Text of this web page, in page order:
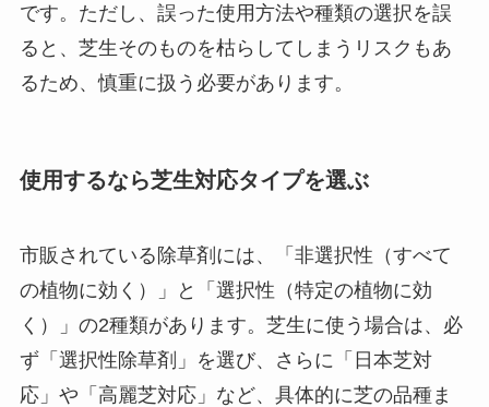
です。ただし、誤った使用方法や種類の選択を誤
ると、芝生そのものを枯らしてしまうリスクもあ
るため、慎重に扱う必要があります。
使用するなら芝生対応タイプを選ぶ
市販されている除草剤には、「非選択性（すべて
の植物に効く）」と「選択性（特定の植物に効
く）」の2種類があります。芝生に使う場合は、必
ず「選択性除草剤」を選び、さらに「日本芝対
応」や「高麗芝対応」など、具体的に芝の品種ま